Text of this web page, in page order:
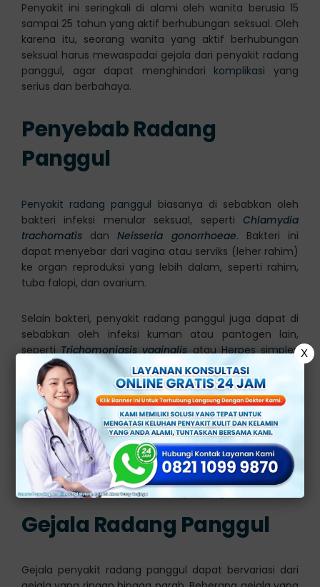
Penyakit ini seringkali di alami oleh wanita berusia 15
sampai 25 tahun yang aktif berhubungan seksual. Oleh
karena itu, seorang wanita yang aktif berhubungan
seksual harus mewaspadai gejala dari penyakit radang
panggul, agar dapat menghindari komplikasi yang
serius dan berbahaya.
Penyebab Radang
Panggul
Penyakit radang panggul biasanya di sebabkan oleh
bakteri infeksi menular seksual, sepertiChlamydia
trachomatisdanNeisseria gonorrhoeae. Bakteri ini
dapat menyebar dari vagina atau serviks (leher rahim)
ke organ reproduksi yang lebih dalam, seperti rahim,
tuba falopi, dan ovarium.
Selain bakteri, penyakit radang panggul juga dapat di
sebabkan oleh infeksi kuman atau pantogen lain,
seperti Trichomoniasis vaginalis atau Herpes simplex
virus 2(HSV-2). Terdapat beberapa faktor yang dapat
meningkatkan risiko seseorang terkena penyakit
radang panggul, meliputi:
Memiliki banyak pasangan seksual
Berhubungan seksual tanpa menggunakan
pengaman
Memiliki riwayat penyakit radang panggul
Menggunkan alat kontrasepsi yang tidak sesuai
Gejala Radang Panggul
Gejala penyakit radang panggul dapat bervariasi dari
X